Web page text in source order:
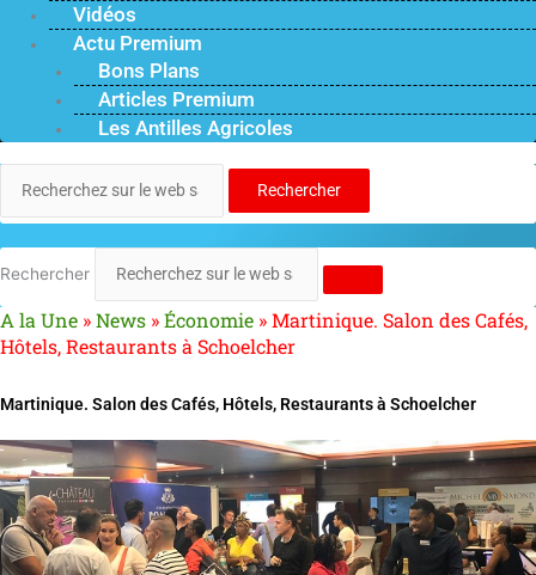
Vidéos
Actu Premium
Bons Plans
Articles Premium
Les Antilles Agricoles
Rechercher
Rechercher
A la Une »News »Économie »Martinique. Salon des Cafés,
Hôtels, Restaurants à Schoelcher
Martinique. Salon des Cafés, Hôtels, Restaurants à Schoelcher